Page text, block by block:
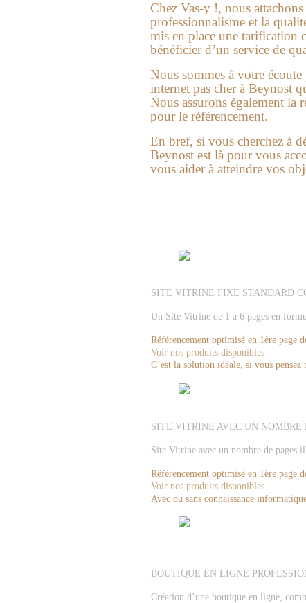
Chez Vas-y !, nous
professionnalisme et la
mis en place une tarification
bénéficier d’un service de
Nous sommes à votre
internet pas cher à Beynost
Nous assurons également la
pour le référencement.
En bref, si vous cherchez à
Beynost est là pour vous
vous aider à atteindre vos
SITE VITRINE FIXE STANDARD
Un Site Vitrine de 1 à 6 pages en
Référencement optimisé en 1ère page
Voir nos produits disponibles
C’est la solution idéale, si vous
SITE VITRINE AVEC UN
Site Vitrine avec un nombre de pages
Référencement optimisé en 1ère page
Voir nos produits disponibles
Avec ou sans connaissance
BOUTIQUE EN LIGNE
Création d’une boutique en ligne,